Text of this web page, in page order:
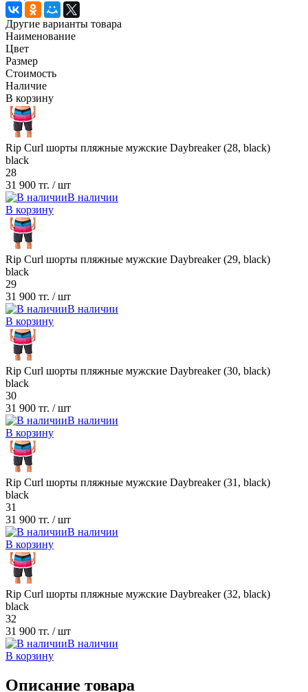
Другие варианты товара
Наименование
Цвет
Размер
Стоимость
Наличие
В корзину
Rip Curl шорты пляжные мужские Daybreaker (28, black)
black
28
31 900 тг. / шт
В наличии
В корзину
Rip Curl шорты пляжные мужские Daybreaker (29, black)
black
29
31 900 тг. / шт
В наличии
В корзину
Rip Curl шорты пляжные мужские Daybreaker (30, black)
black
30
31 900 тг. / шт
В наличии
В корзину
Rip Curl шорты пляжные мужские Daybreaker (31, black)
black
31
31 900 тг. / шт
В наличии
В корзину
Rip Curl шорты пляжные мужские Daybreaker (32, black)
black
32
31 900 тг. / шт
В наличии
В корзину
Описание товара